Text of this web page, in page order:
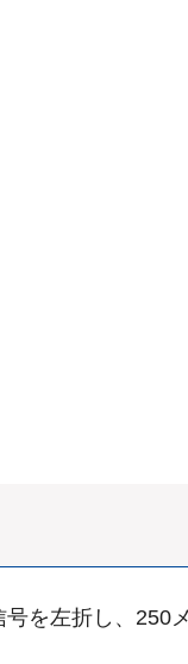
を左折し、